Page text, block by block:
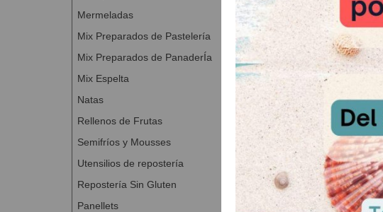
Mermeladas
Mix Preparados de Pastelería
Mix Preparados de PanaderÍa
Mix Espelta
Natas
Rellenos de Frutas
Semifríos y Mousses
Utensilios de repostería
Repostería Sin Gluten
Panellets
Sin Gluten - Vegano
Aromapaste de Fruta de la
pasión
AROMAPASTE Fruta de la pasión
Auténtico sabor afrutado y ácido,...
A Consultar